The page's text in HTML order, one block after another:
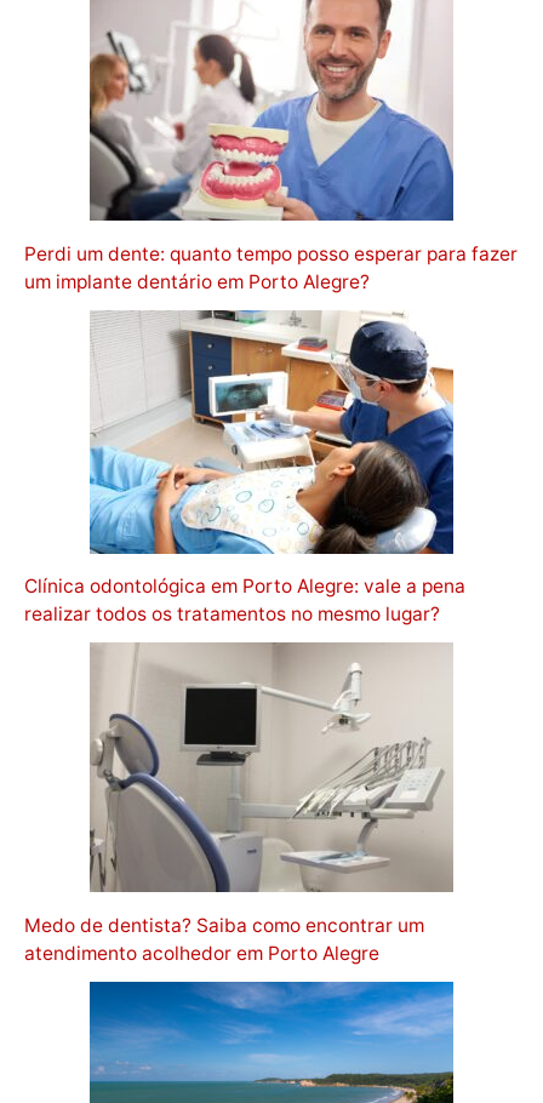
Perdi um dente: quanto tempo posso esperar para fazer
um implante dentário em Porto Alegre?
Clínica odontológica em Porto Alegre: vale a pena
realizar todos os tratamentos no mesmo lugar?
Medo de dentista? Saiba como encontrar um
atendimento acolhedor em Porto Alegre